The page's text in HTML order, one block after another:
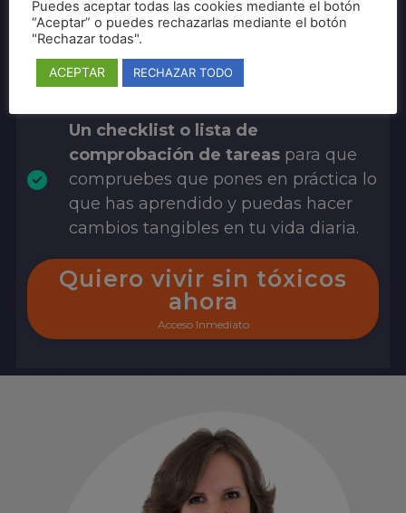
películas, documentales y artículos
que te proporcionarán un
conocimiento más profundo sobre el
tema.
Un checklist o lista de
comprobación de tareaspara que
compruebes que pones en práctica lo
que has aprendido y puedas hacer
cambios tangibles en tu vida diaria.
Quiero vivir sin tóxicos
ahora
Acceso Inmediato
Puedes aceptar todas las cookies mediante el botón
“Aceptar” o puedes rechazarlas mediante el botón
"Rechazar todas".
ACEPTAR RECHAZAR TODO